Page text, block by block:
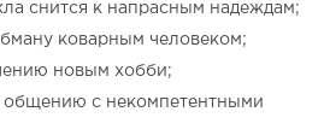
снится к напрасным надеждам;
коварным человеком;
новым хобби;
с некомпетентными